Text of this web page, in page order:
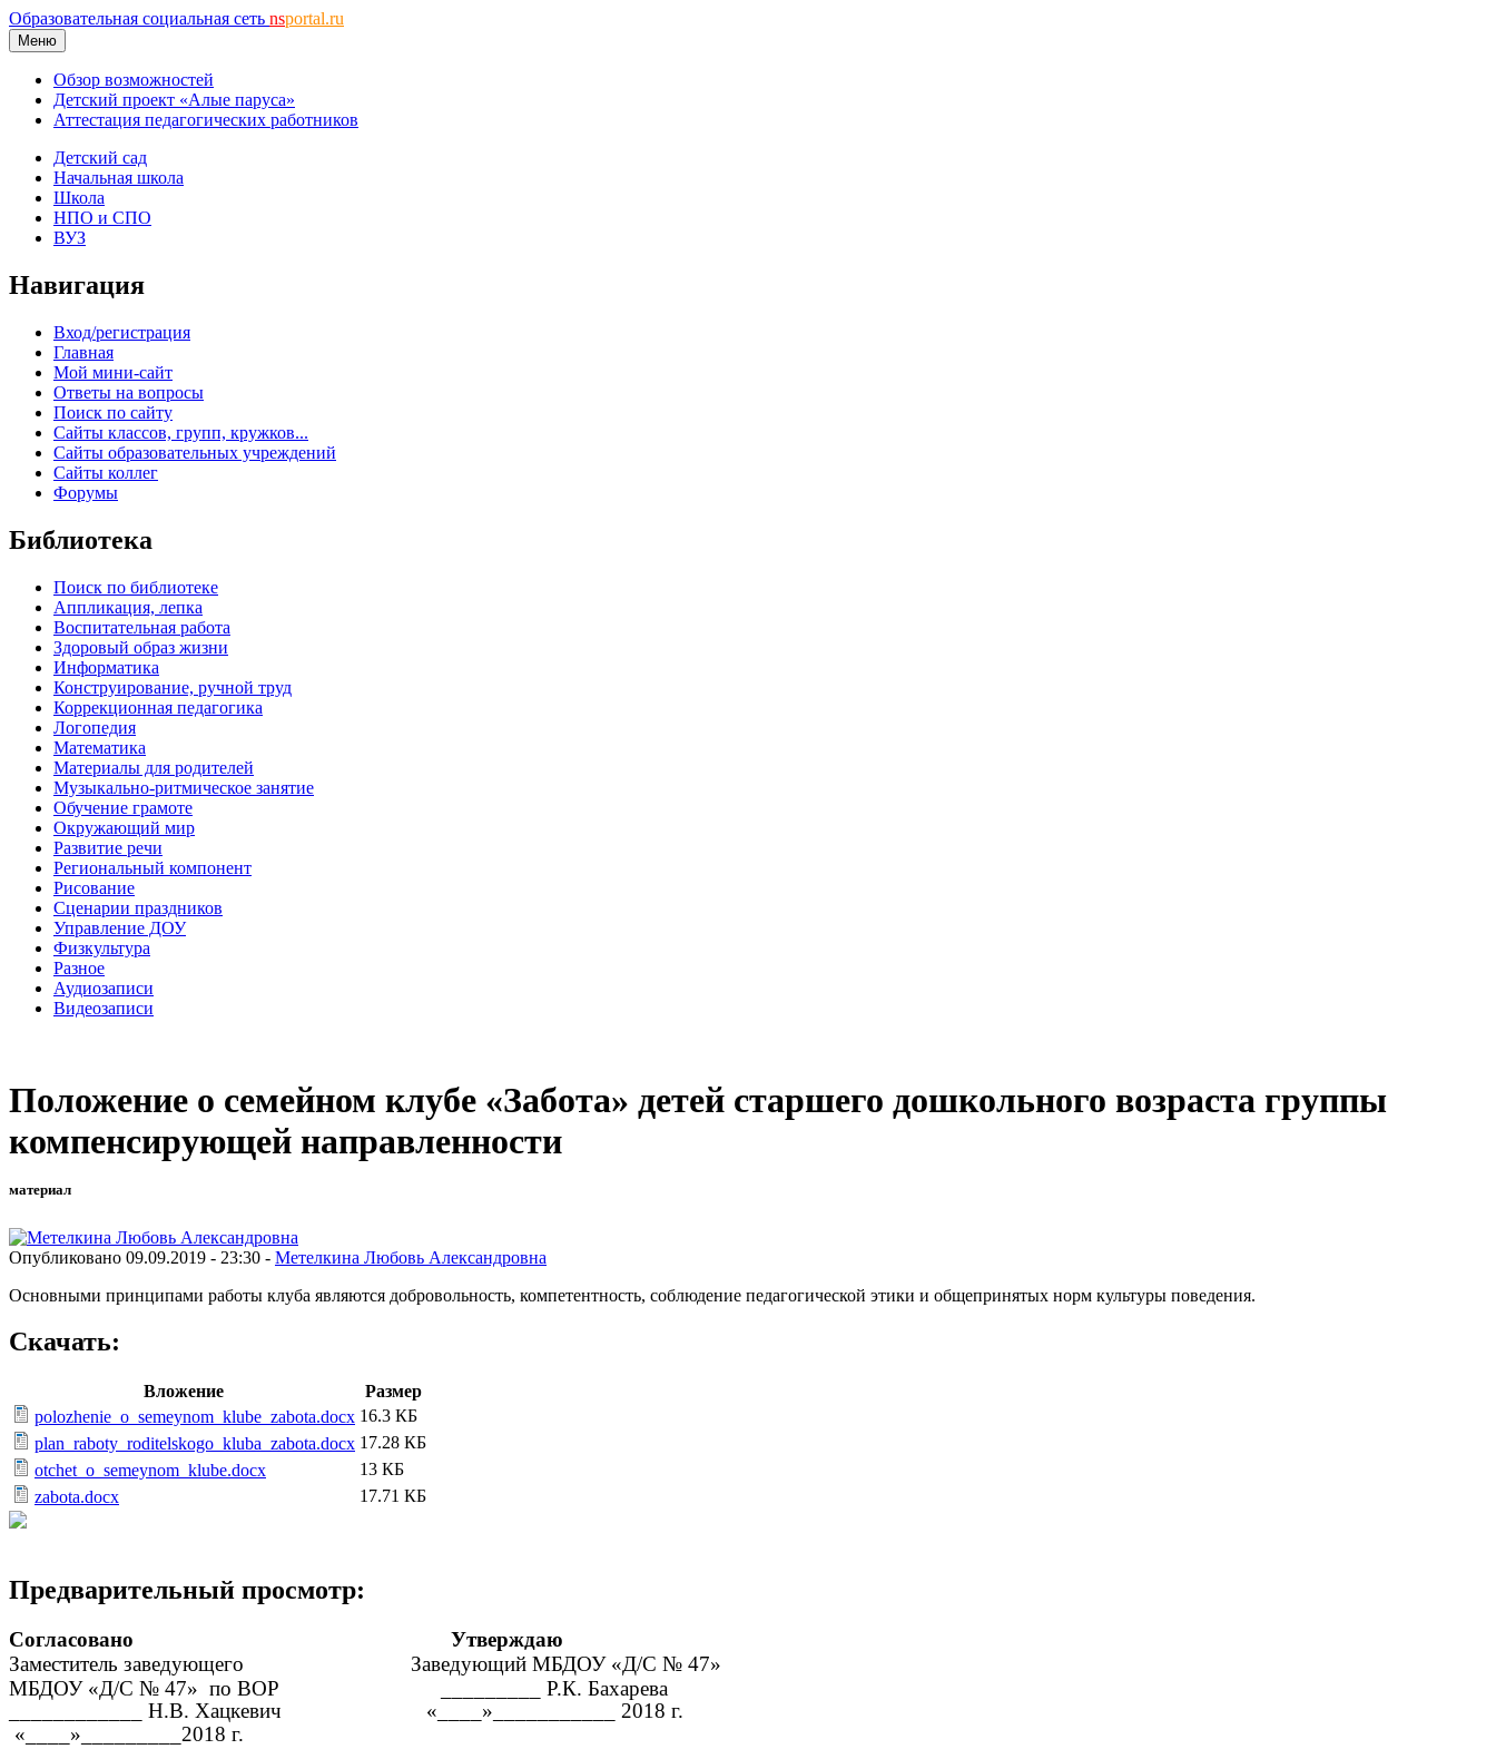
Образовательная социальная сеть nsportal.ru
Меню
Обзор возможностей
Детский проект «Алые паруса»
Аттестация педагогических работников
Детский сад
Начальная школа
Школа
НПО и СПО
ВУЗ
Навигация
Вход/регистрация
Главная
Мой мини-сайт
Ответы на вопросы
Поиск по сайту
Сайты классов, групп, кружков...
Сайты образовательных учреждений
Сайты коллег
Форумы
Библиотека
Поиск по библиотеке
Аппликация, лепка
Воспитательная работа
Здоровый образ жизни
Информатика
Конструирование, ручной труд
Коррекционная педагогика
Логопедия
Математика
Материалы для родителей
Музыкально-ритмическое занятие
Обучение грамоте
Окружающий мир
Развитие речи
Региональный компонент
Рисование
Сценарии праздников
Управление ДОУ
Физкультура
Разное
Аудиозаписи
Видеозаписи
Положение о семейном клубе «Забота» детей старшего дошкольного возраста группы
компенсирующей направленности
материал
Опубликовано 09.09.2019 - 23:30 - Метелкина Любовь Александровна
Основными принципами работы клуба являются добровольность, компетентность, соблюдение педагогической этики и общепринятых норм культуры поведения.
Скачать:
Вложение
Размер
polozhenie_o_semeynom_klube_zabota.docx 16.3 КБ
plan_raboty_roditelskogo_kluba_zabota.docx 17.28 КБ
otchet_o_semeynom_klube.docx
13 КБ
zabota.docx
17.71 КБ
Предварительный просмотр:
Согласовано Утверждаю
Заместитель заведующего Заведующий МБДОУ «Д/С № 47»
МБДОУ «Д/С № 47» по ВОР _________ Р.К. Бахарева
____________ Н.В. Хацкевич «____»___________ 2018 г.
«____»_________2018 г.